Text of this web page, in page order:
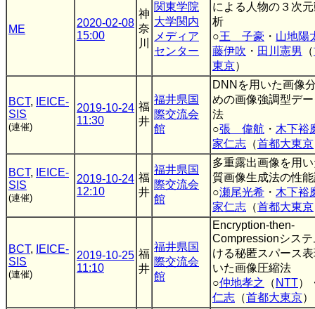
ME
2020-02-08
15:00
神
奈
川
関東学院
大学関内
メディア
センター
による人物の３次
析
○王 子豪 ・ 山地陽
藤伊吹 ・ 田川憲男 （
東京）
BCT,
IEICE-
SIS
(連催)
2019-10-24
11:30
福
井
福井県国
際交流会
館
DNNを用いた画像
めの画像強調型デ
法
○張 偉航 ・ 木下裕
家仁志 （首都大東京
BCT,
IEICE-
SIS
(連催)
2019-10-24
12:10
福
井
福井県国
際交流会
館
多重露出画像を用
質画像生成法の性
○瀬尾光希 ・ 木下裕
家仁志 （首都大東京
BCT,
IEICE-
SIS
(連催)
2019-10-25
11:10
福
井
福井県国
際交流会
館
Encryption-then-
Compressionシス
ける秘匿スパース
いた画像圧縮法
○仲地孝之 （ NTT）
仁志 （首都大東京）